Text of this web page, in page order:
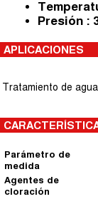
Presión :
APLICACIONES
Tratamiento de
Parámetro de
medida
Agentes de
cloración